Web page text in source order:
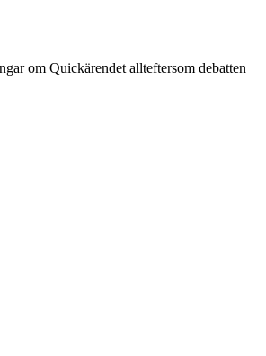
om Quickärendet allteftersom debatten